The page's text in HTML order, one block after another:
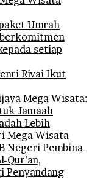
Umrah
setiap
Rivai Ikut
Mega Wisata:
Jamaah
Lebih
Mega Wisata
Negeri Pembina
Qur’an,
Penyandang